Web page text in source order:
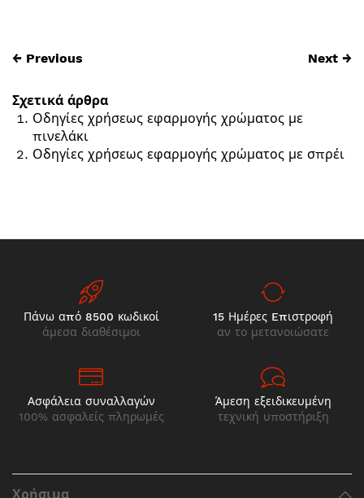
← Previous Next →
Σχετικά άρθρα
Οδηγίες χρήσεως εφαρμογής χρώματος με
πινελάκι
Οδηγίες χρήσεως εφαρμογής χρώματος με σπρέι
Πάνω από 8500 κωδικοί
άμεσα διαθέσιμοι
15 Ημέρες Eπιστροφή
αν το μετανοιώσατε
Ασφάλεια συναλλαγών
100% ασφαλείς πληρωμές
Άμεση εξειδικευμένη
τεχνική υποστήριξη
Χρήσιμα